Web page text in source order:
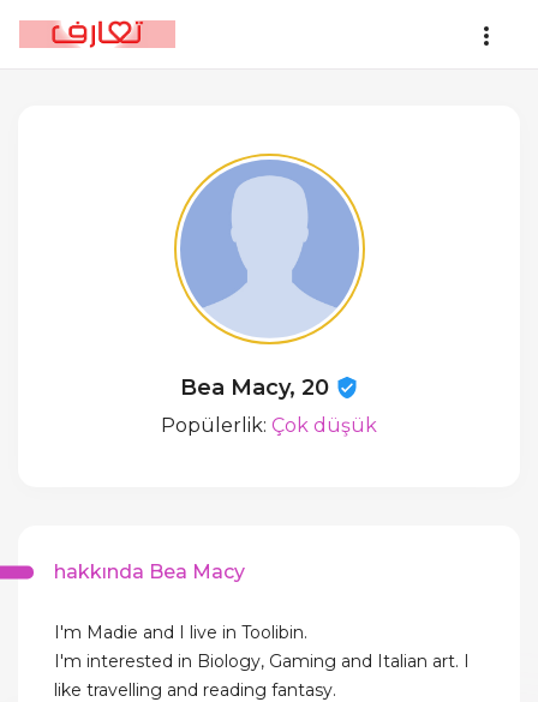
Bea Macy, 20
Popülerlik: Çok düşük
hakkında Bea Macy
I'm Madie and I live in Toolibin.
I'm interested in Biology, Gaming and Italian art. I
like travelling and reading fantasy.